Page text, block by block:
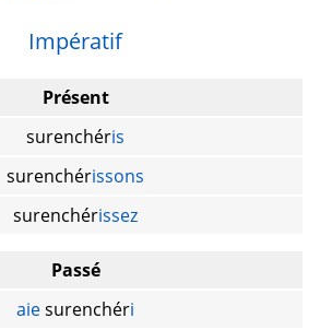
Impératif
Présent
surenchéris
surenchérissons
surenchérissez
Passé
aiesurenchéri